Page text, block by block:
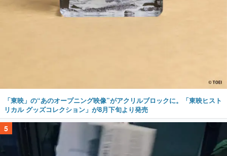
「東映」の“あのオープニング映像”がアクリルブロックに。「東映ヒスト
リカル グッズコレクション」が8月下旬より発売
5